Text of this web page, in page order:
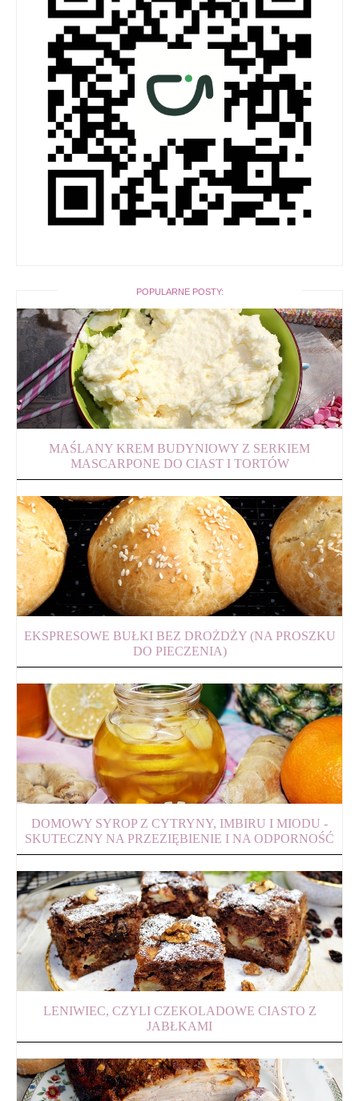
POPULARNE POSTY:
MAŚLANY KREM BUDYNIOWY Z SERKIEM
MASCARPONE DO CIAST I TORTÓW
EKSPRESOWE BUŁKI BEZ DROŻDŻY (NA PROSZKU
DO PIECZENIA)
DOMOWY SYROP Z CYTRYNY, IMBIRU I MIODU -
SKUTECZNY NA PRZEZIĘBIENIE I NA ODPORNOŚĆ
LENIWIEC, CZYLI CZEKOLADOWE CIASTO Z
JABŁKAMI